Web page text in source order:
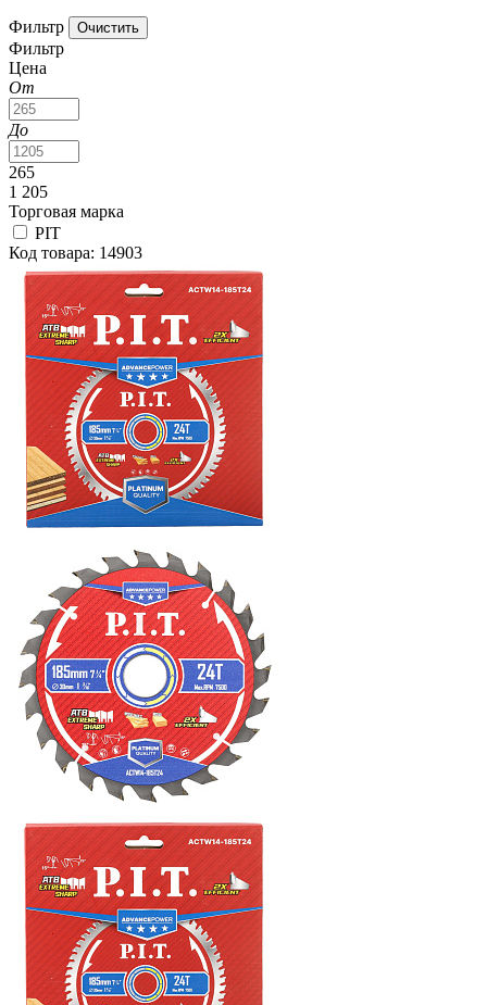
Фильтр
Фильтр
Цена
От
До
265
1 205
Торговая марка
PIT
Код товара: 14903